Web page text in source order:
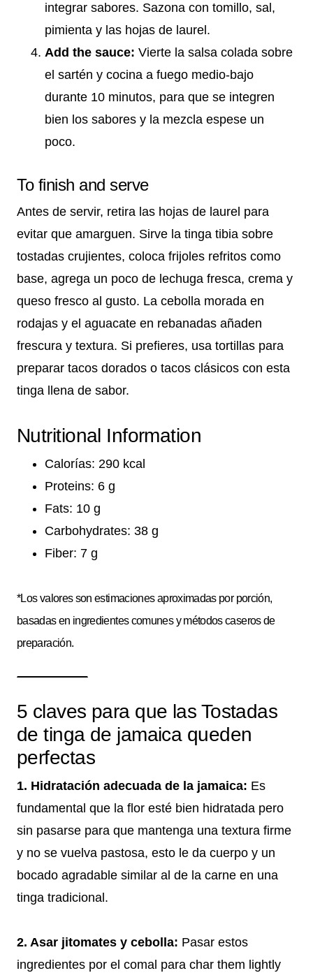
integrar sabores. Sazona con tomillo, sal,
pimienta y las hojas de laurel.
Add the sauce: Vierte la salsa colada sobre
el sartén y cocina a fuego medio-bajo
durante 10 minutos, para que se integren
bien los sabores y la mezcla espese un
poco.
To finish and serve
Antes de servir, retira las hojas de laurel para
evitar que amarguen. Sirve la tinga tibia sobre
tostadas crujientes, coloca frijoles refritos como
base, agrega un poco de lechuga fresca, crema y
queso fresco al gusto. La cebolla morada en
rodajas y el aguacate en rebanadas añaden
frescura y textura. Si prefieres, usa tortillas para
preparar tacos dorados o tacos clásicos con esta
tinga llena de sabor.
Nutritional Information
Calorías: 290 kcal
Proteins: 6 g
Fats: 10 g
Carbohydrates: 38 g
Fiber: 7 g
*Los valores son estimaciones aproximadas por porción,
basadas en ingredientes comunes y métodos caseros de
preparación.
5 claves para que las Tostadas
de tinga de jamaica queden
perfectas
1. Hidratación adecuada de la jamaica: Es
fundamental que la flor esté bien hidratada pero
sin pasarse para que mantenga una textura firme
y no se vuelva pastosa, esto le da cuerpo y un
bocado agradable similar al de la carne en una
tinga tradicional.
2. Asar jitomates y cebolla: Pasar estos
ingredientes por el comal para char them lightly